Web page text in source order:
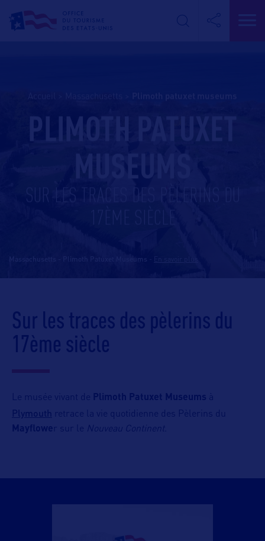
PLIMOTH PATUXET
MUSEUMS
SUR LES TRACES DES PÈLERINS DU
Massachusetts - Plimoth Patuxet Museums
Sur les traces des pèlerins du
17ème siècle
Le musée vivant de Plimoth Patuxet Museums à
Plymouth retrace la vie quotidienne des Pèlerins du
Mayflower sur le Nouveau Continent